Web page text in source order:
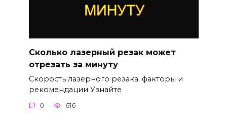
Сколько лазерный резак может
отрезать за минуту
Скорость лазерного резака: факторы и
рекомендации Узнайте
0 616